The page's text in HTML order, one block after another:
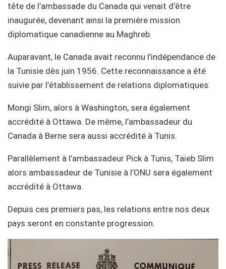
tête de l’ambassade du Canada qui venait d’être
inaugurée, devenant ainsi la première mission
diplomatique canadienne au Maghreb.
Auparavant, le Canada avait reconnu l’indépendance de
la Tunisie dès juin 1956. Cette reconnaissance a été
suivie par l’établissement de relations diplomatiques.
Mongi Slim, alors à Washington, sera également
accrédité à Ottawa. De même, l’ambassadeur du
Canada à Berne sera aussi accrédité à Tunis.
Parallèlement à l’ambassadeur Pick à Tunis, Taieb Slim
alors ambassadeur de Tunisie à l’ONU sera également
accrédité à Ottawa.
Depuis ces premiers pas, les relations entre nos deux
pays seront en constante progression.